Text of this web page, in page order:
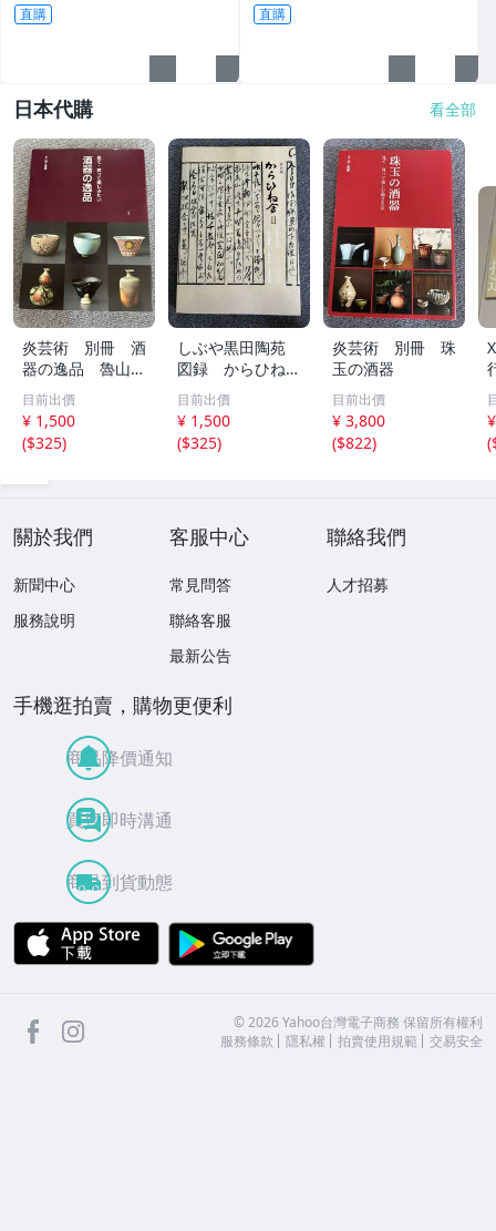
直購 直購
日本代購 看全部
炎芸術 別冊 酒
器の逸品 魯山
人 陶陽 唐九郎
目前出價
¥ 1,500
($325)
しぶや黒田陶苑
図録 からひね
会 半泥子 陶陽
目前出價
¥ 1,500
($325)
炎芸術 別冊 珠
玉の酒器
目前出價
¥ 3,800
($822)
(
關於我們
新聞中心
服務說明
客服中心
常見問答
聯絡客服
最新公告
聯絡我們
人才招募
手機逛拍賣，購物更便利
商品降價通知
買賣即時溝通
商品到貨動態
APP Store
facebook ©2026 Yahoo台灣電子商務 保留所有權利
服務條款
隱私權 拍賣使用規範 交易安全